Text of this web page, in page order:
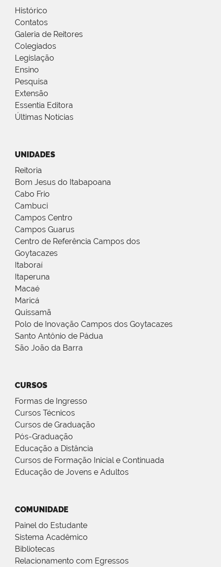
Histórico
Contatos
Galeria de Reitores
Colegiados
Legislação
Ensino
Pesquisa
Extensão
Essentia Editora
Últimas Notícias
UNIDADES
Reitoria
Bom Jesus do Itabapoana
Cabo Frio
Cambuci
Campos Centro
Campos Guarus
Centro de Referência Campos dos
Goytacazes
Itaboraí
Itaperuna
Macaé
Maricá
Quissamã
Polo de Inovação Campos dos Goytacazes
Santo Antônio de Pádua
São João da Barra
CURSOS
Formas de Ingresso
Cursos Técnicos
Cursos de Graduação
Pós-Graduação
Educação a Distância
Cursos de Formação Inicial e Continuada
Educação de Jovens e Adultos
COMUNIDADE
Painel do Estudante
Sistema Acadêmico
Bibliotecas
Relacionamento com Egressos